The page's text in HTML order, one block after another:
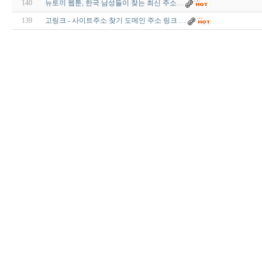
140 뉴토끼 웹툰, 한국 남성들이 찾는 최신 주소…
139 고링크 - 사이트주소 찾기 도메인 주소 링크 …